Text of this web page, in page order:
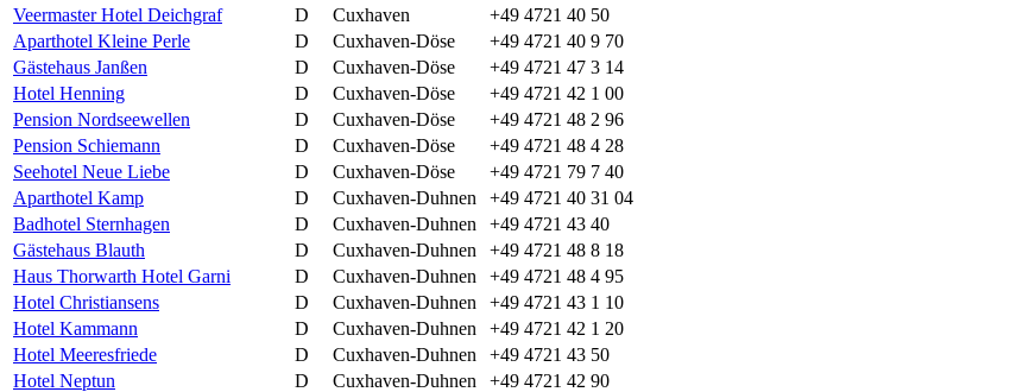
Veermaster Hotel Deichgraf
D Cuxhaven
+49 4721 40 50
Aparthotel Kleine Perle
D Cuxhaven-Döse
+49 4721 40 9 70
Gästehaus Janßen
D Cuxhaven-Döse
+49 4721 47 3 14
Hotel Henning
D Cuxhaven-Döse
+49 4721 42 1 00
Pension Nordseewellen
D Cuxhaven-Döse
+49 4721 48 2 96
Pension Schiemann
D Cuxhaven-Döse
+49 4721 48 4 28
Seehotel Neue Liebe
D Cuxhaven-Döse
+49 4721 79 7 40
Aparthotel Kamp
D Cuxhaven-Duhnen
+49 4721 40 31 04
Badhotel Sternhagen
D Cuxhaven-Duhnen
+49 4721 43 40
Gästehaus Blauth
D Cuxhaven-Duhnen
+49 4721 48 8 18
Haus Thorwarth Hotel Garni
D Cuxhaven-Duhnen
+49 4721 48 4 95
Hotel Christiansens
D Cuxhaven-Duhnen
+49 4721 43 1 10
Hotel Kammann
D Cuxhaven-Duhnen
+49 4721 42 1 20
Hotel Meeresfriede
D Cuxhaven-Duhnen
+49 4721 43 50
Hotel Neptun
D Cuxhaven-Duhnen
+49 4721 42 90